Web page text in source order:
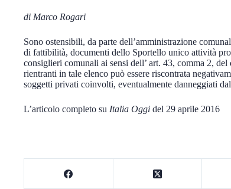
di Marco Rogari
Sono ostensibili, da parte dell’amministrazione
di fattibilità, documenti dello Sportello unico attività
consiglieri comunali ai sensi dell’ art. 43, comma 2,
rientranti in tale elenco può essere riscontrata
soggetti privati coinvolti, eventualmente danneggiati
L’articolo completo su Italia Oggi del 29 aprile 2016